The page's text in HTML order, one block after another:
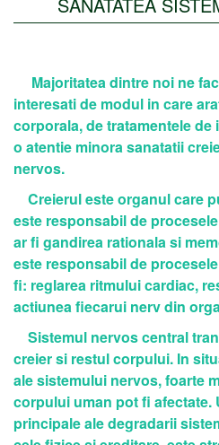
Majoritatea dintre noi ne
interesati de modul in care
corporala, de tratamentele
o atentie minora sanatatii
nervos.
Creierul este organul care
este responsabil de
ar fi gandirea rationala si
este responsabil de
fi: reglarea ritmului cardiac,
actiunea fiecarui nerv din
Sistemul nervos central
creier si restul corpului. In
ale sistemului nervos, foarte
corpului uman pot fi afectate.
principale ale degradarii